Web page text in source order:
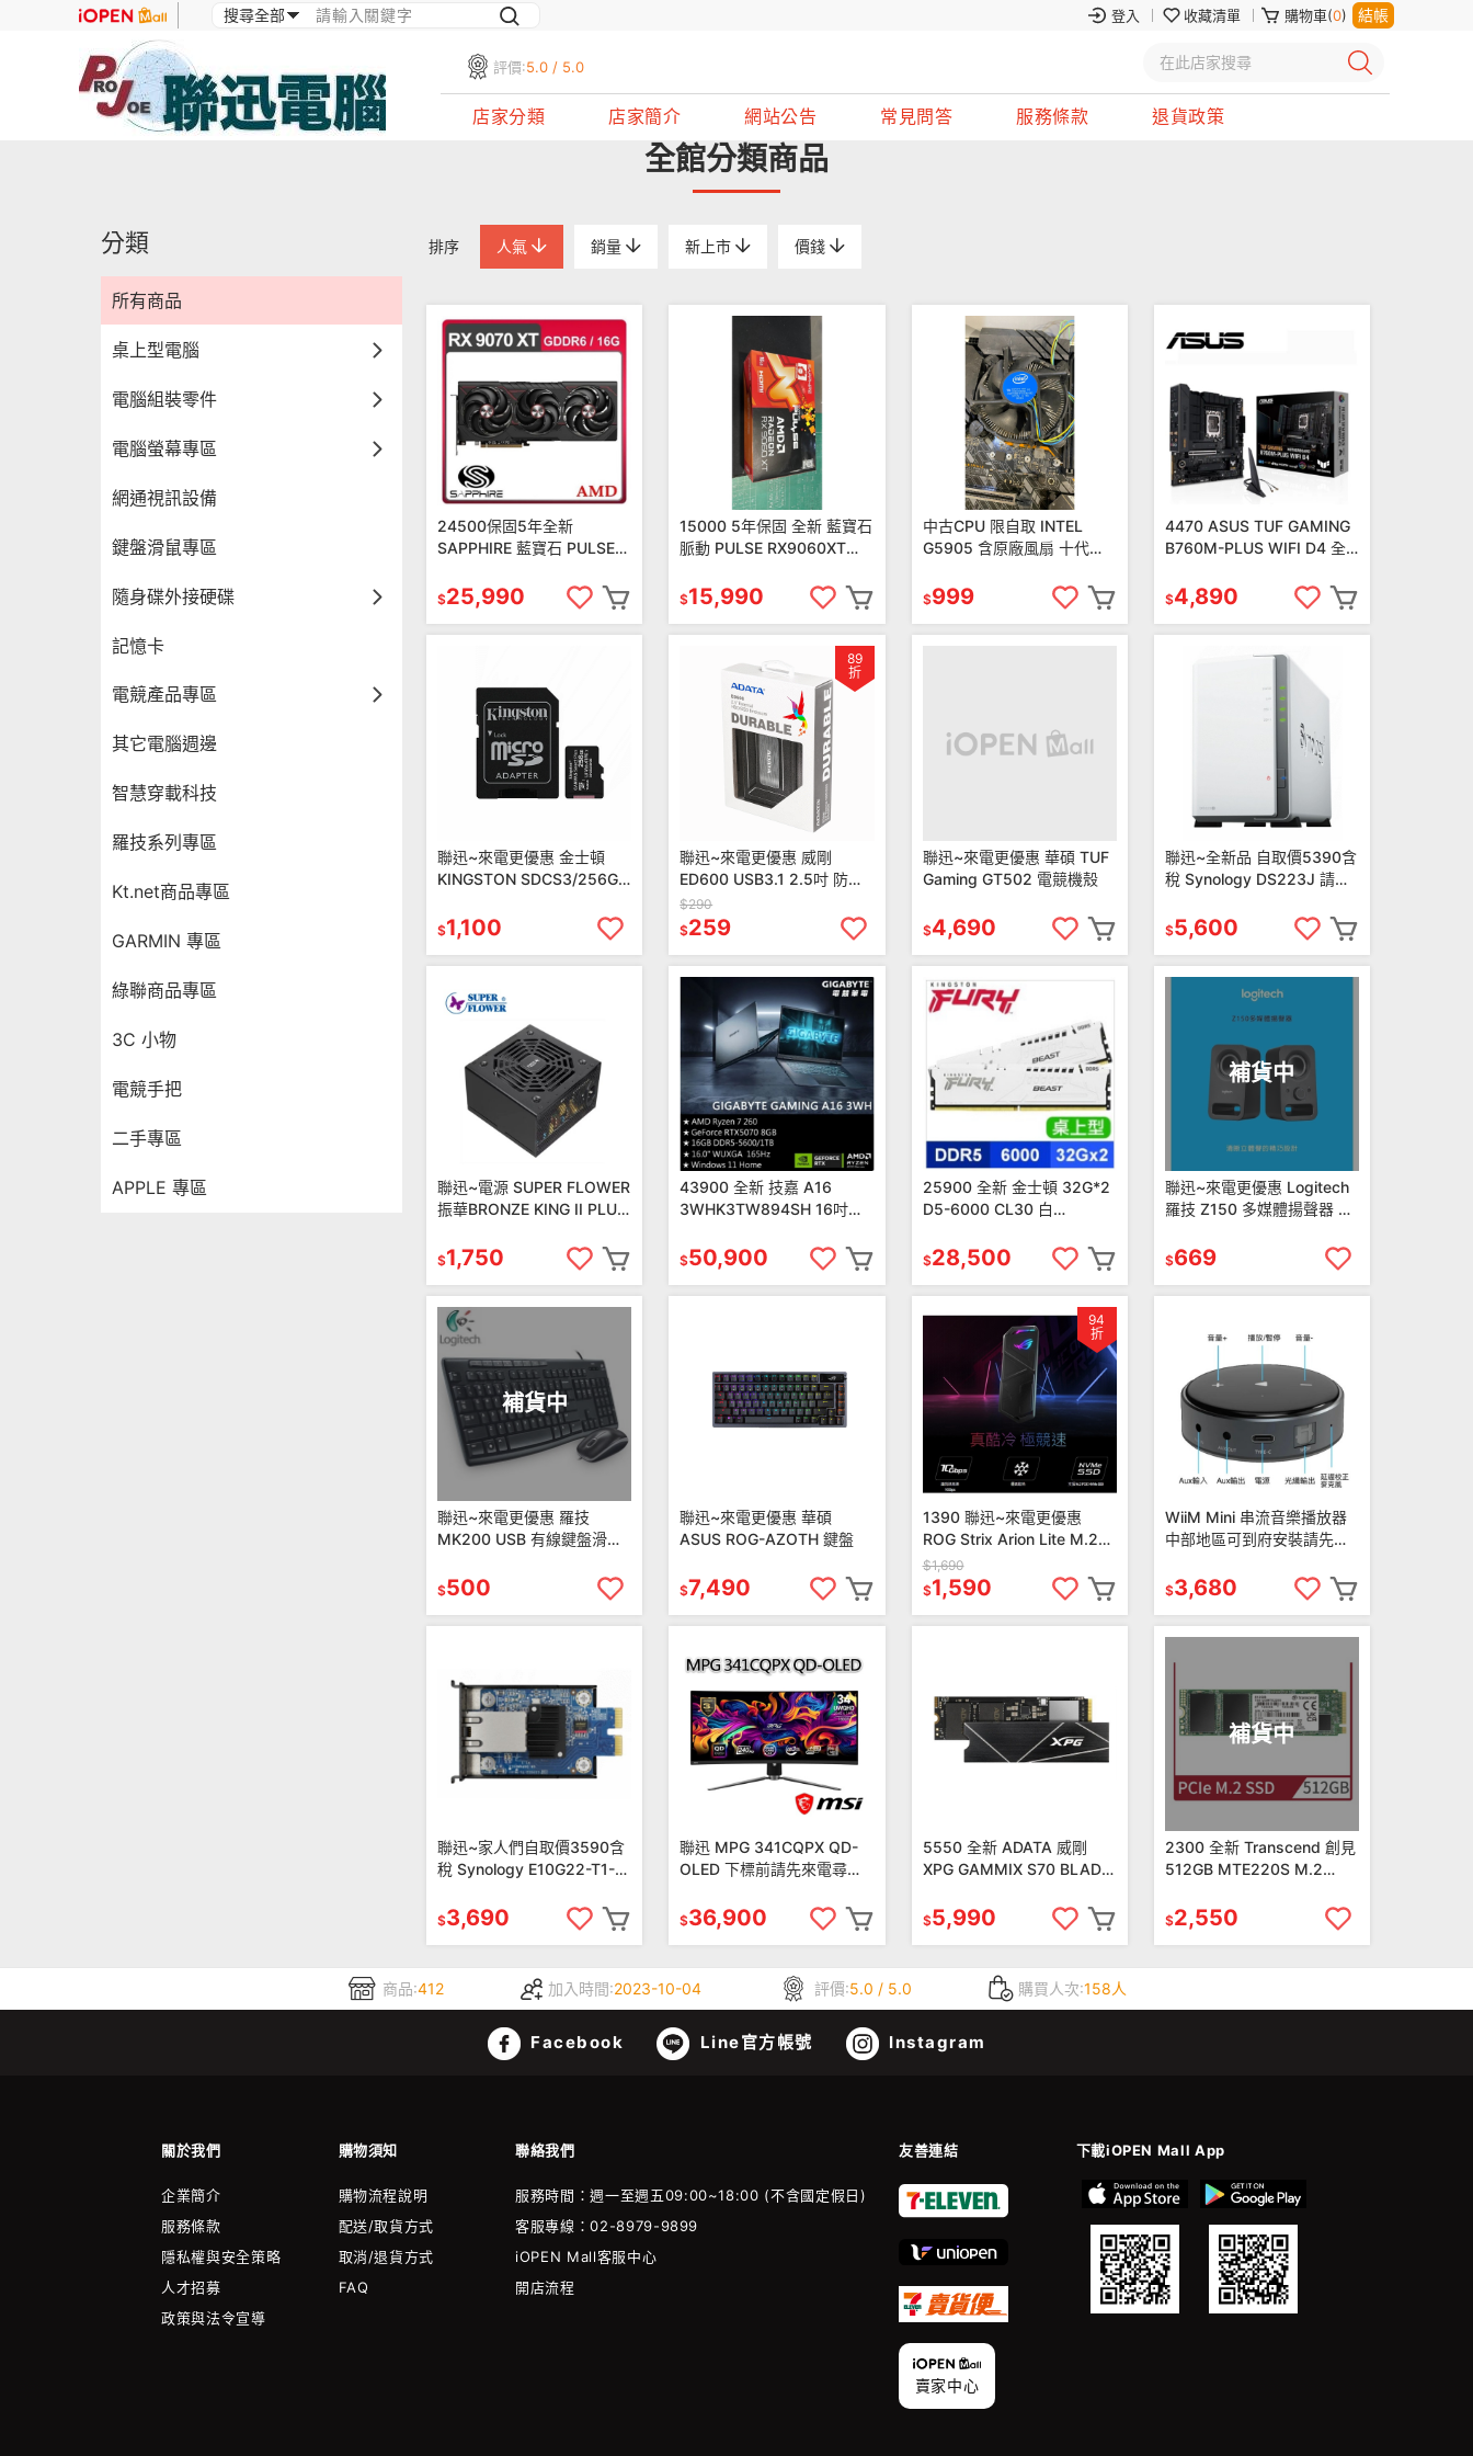
登入 收藏清單 購物車(0) 結帳
評價:5.0 / 5.0
店家分類 店家簡介 網站公告 常見問答 服務條款 退貨政策
全館分類商品
分類
所有商品
桌上型電腦
電腦組裝零件
電腦螢幕專區
網通視訊設備
鍵盤滑鼠專區
隨身碟外接硬碟
記憶卡
電競產品專區
其它電腦週邊
智慧穿載科技
羅技系列專區
Kt.net商品專區
GARMIN 專區
綠聯商品專區
3C 小物
電競手把
二手專區
APPLE 專區
排序 人氣 銷量 新上市 價錢
24500保固5年全新
SAPPHIRE 藍寶石 PULSE
16GB 顯示卡
$25,990
15000 5年保固 全新 藍寶石
脈動 PULSE RX9060XT
$15,990
中古CPU 限自取 INTEL
G5905 含原廠風扇 十代
$999
4470 ASUS TUF GAMING
B760M-PLUS WIFI D4 全
$4,890
聯迅~來電更優惠 金士頓
KINGSTON SDCS3/256GB
$1,100
89
折
聯迅~來電更優惠 威剛
ED600 USB3.1 2.5吋 防塵
防震硬碟外接盒 免工具 快速
安裝
$290
$259
聯迅~來電更優惠 華碩 TUF
Gaming GT502 電競機殼
$4,690
聯迅~全新品 自取價5390含
稅 Synology DS223J 請先
$5,600
聯迅~電源 SUPER FLOWER
振華BRONZE KING II PLUS
$1,750
43900 全新 技嘉 A16
3WHK3TW894SH 16吋電
260/RTX5070 8G
$50,900
25900 全新 金士頓 32G*2
D5-6000 CL30 白
KF560C30BWEK2-64
$28,500
補貨中
聯迅~來電更優惠 Logitech
羅技 Z150 多媒體揚聲器 清
存
$669
補貨中
聯迅~來電更優惠 羅技
MK200 USB 有線鍵盤滑鼠
$500
聯迅~來電更優惠 華碩
ASUS ROG-AZOTH 鍵盤
$7,490
94
折
1390 聯迅~來電更優惠
ROG Strix Arion Lite M.2
$1,690
$1,590
WiiM Mini 串流音樂播放器
中部地區可到府安裝請先洽
$3,680
聯迅~家人們自取價3590含
稅 Synology E10G22-T1-
級模組
$3,690
聯迅 MPG 341CQPX QD-
OLED 下標前請先來電尋問
@311nfpcy
$36,900
5550 全新 ADATA 威剛
XPG GAMMIX S70 BLADE
硬碟
$5,990
補貨中
2300 全新 Transcend 創見
512GB MTE220S M.2
態
$2,550
商品:412 加入時間:2023-10-04 評價:5.0 / 5.0 購買人次:158人
Facebook Line官方帳號 Instagram
關於我們 購物須知 聯絡我們 友善連結 下載iOPEN Mall App
企業簡介
服務條款
隱私權與安全策略
人才招募
政策與法令宣導
購物流程說明
配送/取貨方式
取消/退貨方式
FAQ
服務時間：週一至週五09:00~18:00 (不含國定假日)
客服專線：02-8979-9899
iOPEN Mall客服中心
開店流程
賣家中心